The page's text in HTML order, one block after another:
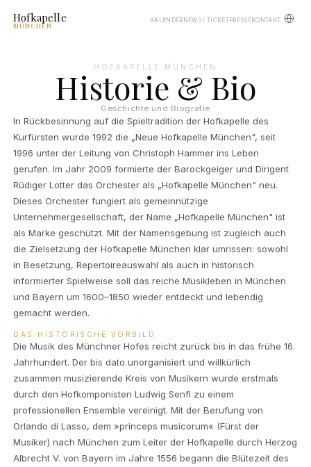
Hofkapelle
MÜNCHEN
KALENDER NEWS / TICKETPRESSEKONTAKT
HOFKAPELLE MÜNCHEN
Historie & Bio
Geschichte und Biografie
In Rückbesinnung auf die Spieltradition der Hofkapelle des
Kurfürsten wurde 1992 die „Neue Hofkapelle München", seit
1996 unter der Leitung von Christoph Hammer ins Leben
gerufen. Im Jahr 2009 formierte der Barockgeiger und Dirigent
Rüdiger Lotter das Orchester als „Hofkapelle München" neu.
Dieses Orchester fungiert als gemeinnützige
Unternehmergesellschaft, der Name „Hofkapelle München" ist
als Marke geschützt. Mit der Namensgebung ist zugleich auch
die Zielsetzung der Hofkapelle München klar umrissen: sowohl
in Besetzung, Repertoireauswahl als auch in historisch
informierter Spielweise soll das reiche Musikleben in München
und Bayern um 1600–1850 wieder entdeckt und lebendig
gemacht werden.
DAS HISTORISCHE VORBILD
Die Musik des Münchner Hofes reicht zurück bis in das frühe 16.
Jahrhundert. Der bis dato unorganisiert und willkürlich
zusammen musizierende Kreis von Musikern wurde erstmals
durch den Hofkomponisten Ludwig Senfl zu einem
professionellen Ensemble vereinigt. Mit der Berufung von
Orlando di Lasso, dem »princeps musicorum« (Fürst der
Musiker) nach München zum Leiter der Hofkapelle durch Herzog
Albrecht V. von Bayern im Jahre 1556 begann die Blütezeit des